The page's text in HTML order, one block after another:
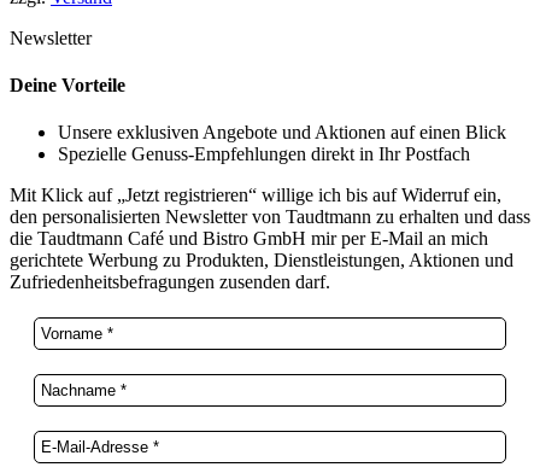
Newsletter
Deine Vorteile
Unsere exklusiven Angebote und Aktionen auf einen Blick
Spezielle Genuss-Empfehlungen direkt in Ihr Postfach
Mit Klick auf „Jetzt registrieren“ willige ich bis auf Widerruf ein,
den personalisierten Newsletter von Taudtmann zu erhalten und dass
die Taudtmann Café und Bistro GmbH mir per E-Mail an mich
gerichtete Werbung zu Produkten, Dienstleistungen, Aktionen und
Zufriedenheitsbefragungen zusenden darf.